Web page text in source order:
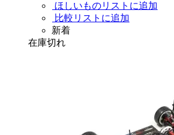
ほしいものリストに追加
比較リストに追加
新着
在庫切れ